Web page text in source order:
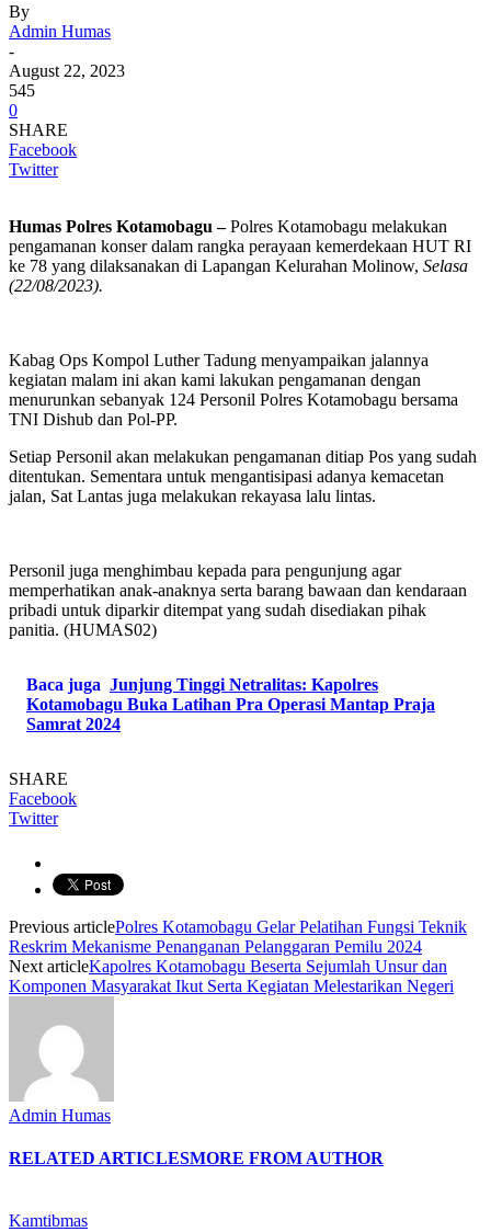
By
Admin Humas
-
August 22, 2023
545
0
SHARE
Facebook
Twitter
Humas Polres Kotamobagu –Polres Kotamobagu melakukan
pengamanan konser dalam rangka perayaan kemerdekaan HUT RI
ke 78 yang dilaksanakan di Lapangan Kelurahan Molinow, Selasa
(22/08/2023).
Kabag Ops Kompol Luther Tadung menyampaikan jalannya
kegiatan malam ini akan kami lakukan pengamanan dengan
menurunkan sebanyak 124 Personil Polres Kotamobagu bersama
TNI Dishub dan Pol-PP.
Setiap Personil akan melakukan pengamanan ditiap Pos yang sudah
ditentukan. Sementara untuk mengantisipasi adanya kemacetan
jalan, Sat Lantas juga melakukan rekayasa lalu lintas.
Personil juga menghimbau kepada para pengunjung agar
memperhatikan anak-anaknya serta barang bawaan dan kendaraan
pribadi untuk diparkir ditempat yang sudah disediakan pihak
panitia. (HUMAS02)
Baca juga Junjung Tinggi Netralitas: Kapolres
Kotamobagu Buka Latihan Pra Operasi Mantap Praja
Samrat 2024
SHARE
Facebook
Twitter
Previous articlePolres Kotamobagu Gelar Pelatihan Fungsi Teknik
Reskrim Mekanisme Penanganan Pelanggaran Pemilu 2024
Next articleKapolres Kotamobagu Beserta Sejumlah Unsur dan
Komponen Masyarakat Ikut Serta Kegiatan Melestarikan Negeri
Admin Humas
RELATED ARTICLESMORE FROM AUTHOR
Kamtibmas